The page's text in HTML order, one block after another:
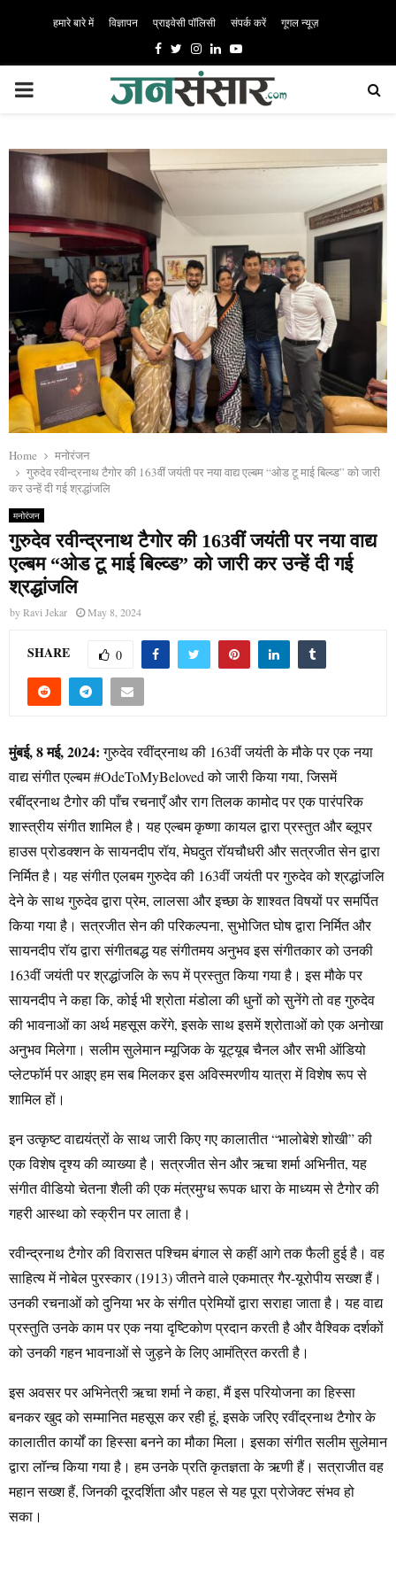
हमारे बारे में विज्ञापन प्राइवेसी पॉलिसी संपर्क करें गूगल न्यूज़
Facebook
TwitterInstagram
LinkedinYoutube
PRIMARY
Home
मनोरंजन
गुरुदेव रवीन्द्रनाथ टैगोर की 163वीं जयंती पर नया वाद्य एल्बम “ओड टू माई बिल्व्ड” को जारी
कर उन्हें दी गई श्रद्धांजलि
मनोरंजन
गुरुदेव रवीन्द्रनाथ टैगोर की 163वीं जयंती पर नया वाद्य
एल्बम “ओड टू माई बिल्व्ड” को जारी कर उन्हें दी गई
श्रद्धांजलि
byRavi Jekar May 8, 2024
SHARE 0
मुंबई, 8मई, 2024:गुरुदेव रवींद्रनाथ की 163वीं जयंती के मौके पर एक नया
वाद्य संगीत एल्बम #OdeToMyBeloved को जारी किया गया, जिसमें
रबींद्रनाथ टैगोर की पाँच रचनाएँ और राग तिलक कामोद पर एक पारंपरिक
शास्त्रीय संगीत शामिल है। यह एल्बम कृष्णा कायल द्वारा प्रस्तुत और ब्लूपर
हाउस प्रोडक्शन के सायनदीप रॉय, मेघदुत रॉयचौधरी और सत्रजीत सेन द्वारा
निर्मित है। यह संगीत एलबम गुरुदेव की 163वीं जयंती पर गुरुदेव को श्रद्धांजलि
देने के साथ गुरुदेव द्वारा प्रेम, लालसा और इच्छा के शाश्वत विषयों पर समर्पित
किया गया है। सत्रजीत सेन की परिकल्पना, सुभोजित घोष द्वारा निर्मित और
सायनदीप रॉय द्वारा संगीतबद्ध यह संगीतमय अनुभव इस संगीतकार को उनकी
163वीं जयंती पर श्रद्धांजलि के रूप में प्रस्तुत किया गया है। इस मौके पर
सायनदीप ने कहा कि, कोई भी श्रोता मंडोला की धुनों को सुनेंगे तो वह गुरुदेव
की भावनाओं का अर्थ महसूस करेंगे, इसके साथ इसमें श्रोताओं को एक अनोखा
अनुभव मिलेगा। सलीम सुलेमान म्यूजिक के यूट्यूब चैनल और सभी ऑडियो
प्लेटफॉर्म पर आइए हम सब मिलकर इस अविस्मरणीय यात्रा में विशेष रूप से
शामिल हों।
इन उत्कृष्ट वाद्ययंत्रों के साथ जारी किए गए कालातीत “भालोबेशे शोखी” की
एक विशेष दृश्य की व्याख्या है। सत्रजीत सेन और ऋचा शर्मा अभिनीत, यह
संगीत वीडियो चेतना शैली की एक मंत्रमुग्ध रूपक धारा के माध्यम से टैगोर की
गहरी आस्था को स्क्रीन पर लाता है।
रवीन्द्रनाथ टैगोर की विरासत पश्चिम बंगाल से कहीं आगे तक फैली हुई है। वह
साहित्य में नोबेल पुरस्कार (1913) जीतने वाले एकमात्र गैर-यूरोपीय सख्श हैं।
उनकी रचनाओं को दुनिया भर के संगीत प्रेमियों द्वारा सराहा जाता है। यह वाद्य
प्रस्तुति उनके काम पर एक नया दृष्टिकोण प्रदान करती है और वैश्विक दर्शकों
को उनकी गहन भावनाओं से जुड़ने के लिए आमंत्रित करती है।
इस अवसर पर अभिनेत्री ऋचा शर्मा ने कहा, मैं इस परियोजना का हिस्सा
बनकर खुद को सम्मानित महसूस कर रही हूं, इसके जरिए रवींद्रनाथ टैगोर के
कालातीत कार्यों का हिस्सा बनने का मौका मिला। इसका संगीत सलीम सुलेमान
द्वारा लॉन्च किया गया है। हम उनके प्रति कृतज्ञता के ऋणी हैं। सत्राजीत वह
महान सख्श हैं, जिनकी दूरदर्शिता और पहल से यह पूरा प्रोजेक्ट संभव हो
सका।